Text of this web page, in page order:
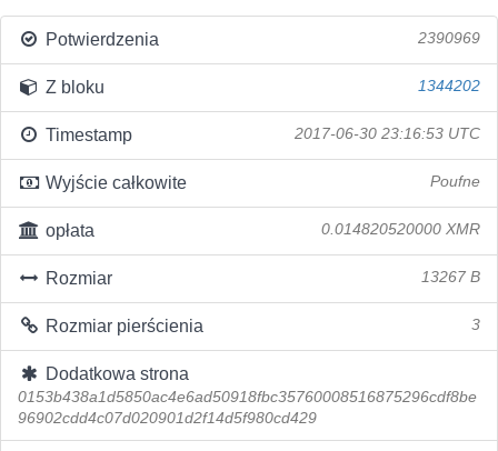
Potwierdzenia 2390969
Z bloku 1344202
Timestamp 2017-06-30 23:16:53 UTC
Wyjście całkowite Poufne
opłata 0.014820520000 XMR
Rozmiar 13267 B
Rozmiar pierścienia 3
Dodatkowa strona
0153b438a1d5850ac4e6ad50918fbc35760008516875296cdf8be
96902cdd4c07d020901d2f14d5f980cd429